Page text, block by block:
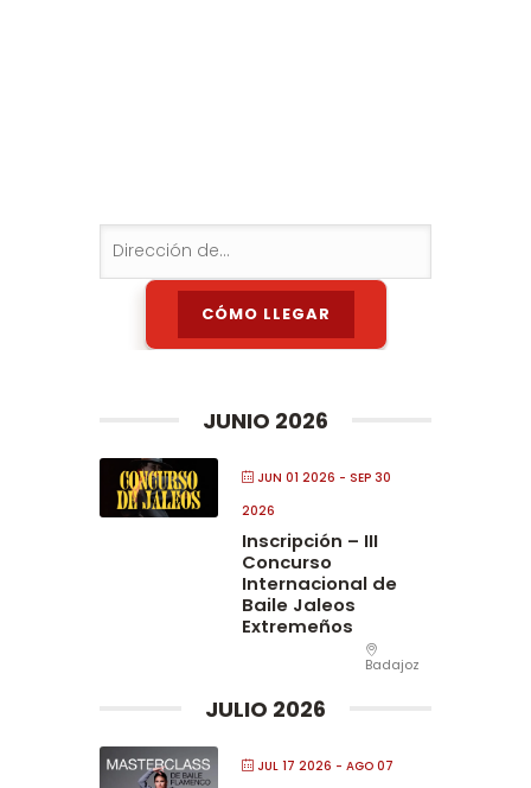
JUNIO 2026
JUN 01 2026 - SEP 30
2026
Inscripción – III
Concurso
Internacional de
Baile Jaleos
Extremeños
Badajoz
JULIO 2026
JUL 17 2026 - AGO 07